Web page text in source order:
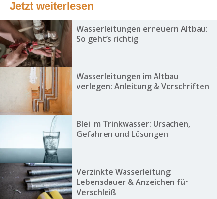
Jetzt weiterlesen
Wasserleitungen erneuern Altbau:
So geht’s richtig
Wasserleitungen im Altbau
verlegen: Anleitung & Vorschriften
Blei im Trinkwasser: Ursachen,
Gefahren und Lösungen
Verzinkte Wasserleitung:
Lebensdauer & Anzeichen für
Verschleiß